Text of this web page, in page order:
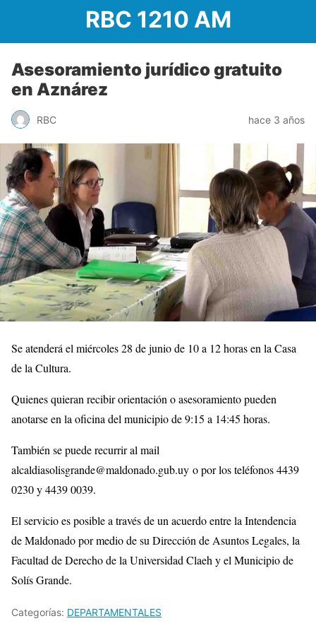
RBC 1210 AM
Asesoramiento jurídico gratuito
en Aznárez
RBC hace 3 años
Se atenderá el miércoles 28 de junio de 10 a 12 horas en la Casa
de la Cultura.
Quienes quieran recibir orientación o asesoramiento pueden
anotarse en la oficina del municipio de 9:15 a 14:45 horas.
También se puede recurrir al mail
alcaldiasolisgrande@maldonado.gub.uy o por los teléfonos 4439
0230 y 4439 0039.
El servicio es posible a través de un acuerdo entre la Intendencia
de Maldonado por medio de su Dirección de Asuntos Legales, la
Facultad de Derecho de la Universidad Claeh y el Municipio de
Solís Grande.
Categorías: DEPARTAMENTALES